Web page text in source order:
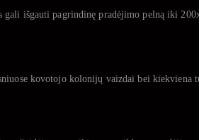
išgauti pagrindinę pradėjimo pelną iki
kovotojo kolonijų vaizdai bei kiekviena